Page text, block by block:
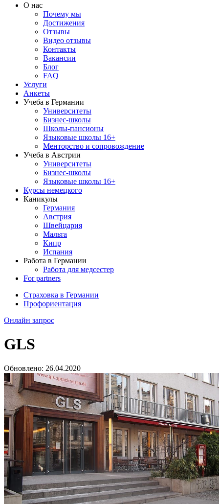
О нас
Почему мы
Достижения
Отзывы
Видео отзывы
Контакты
Вакансии
Блог
FAQ
Услуги
Анкеты
Учеба в Германии
Университеты
Бизнес-школы
Школы-пансионы
Языковые школы 16+
Менторство и сопровождение
Учеба в Австрии
Университеты
Бизнес-школы
Языковые школы 16+
Курсы немецкого
Каникулы
Германия
Австрия
Швейцария
Мальта
Кипр
Испания
Работа в Германии
Работа для медсестер
For partners
Страховка в Германии
Профориентация
Онлайн запрос
GLS
Обновлено: 26.04.2020